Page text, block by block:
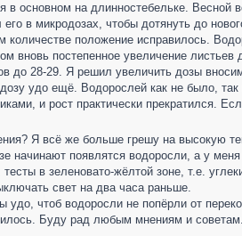
в основном на длинностебельке.
в микродозах, чтобы дотянуть до
количестве положение исправилось.
постепенное увеличение
до 28-29. Я решил увеличить дозы
удо ещё. Водорослей как не было, так
и рост практически прекратился.
Я всё же больше грешу на высокую
начинают появлятся водоросли, а у
в зеленовато-жёлтой зоне, т.е.
свет на два часа раньше.
чтоб водоросли не попёрли от
Буду рад любым мнениям и советам.